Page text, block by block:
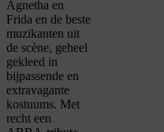
Agnetha en
Frida en de beste
muzikanten uit
de scène, geheel
gekleed in
bijpassende en
extravagante
kostuums. Met
recht een